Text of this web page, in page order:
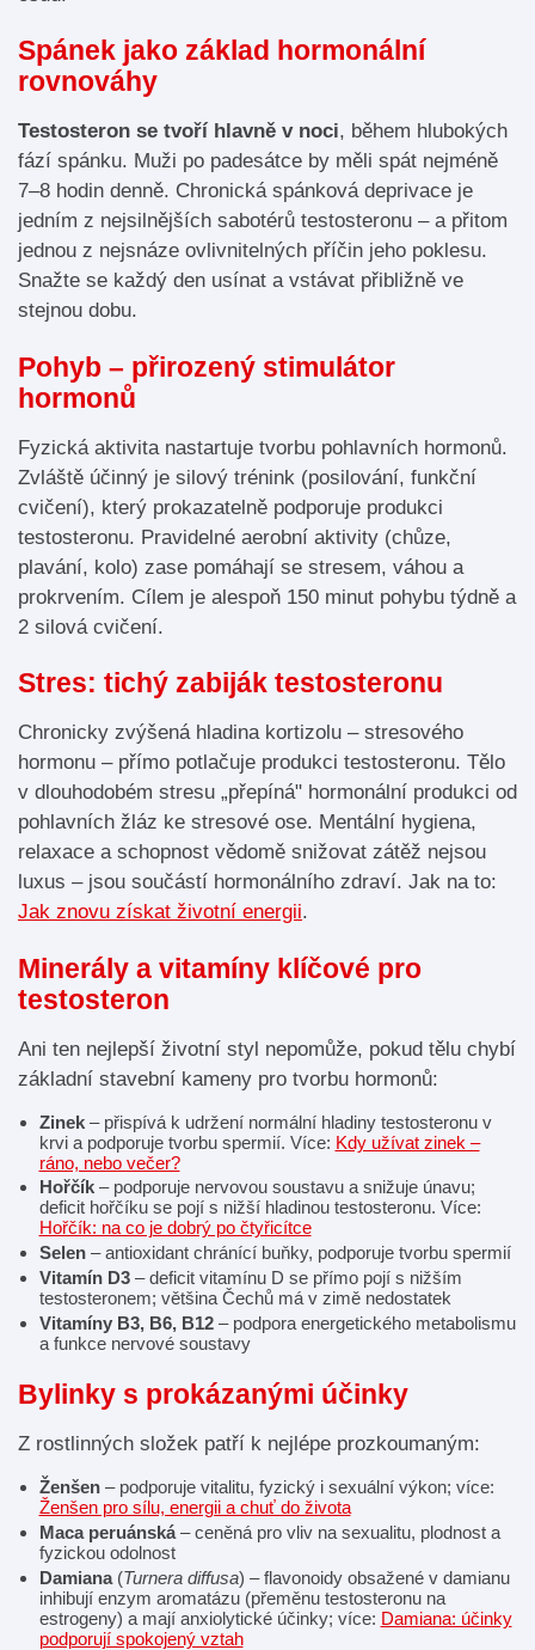
Spánek jako základ hormonální
rovnováhy
Testosteron se tvoří hlavně v noci, během hlubokých
fází spánku. Muži po padesátce by měli spát nejméně
7–8 hodin denně. Chronická spánková deprivace je
jedním z nejsilnějších sabotérů testosteronu – a přitom
jednou z nejsnáze ovlivnitelných příčin jeho poklesu.
Snažte se každý den usínat a vstávat přibližně ve
stejnou dobu.
Pohyb – přirozený stimulátor
hormonů
Fyzická aktivita nastartuje tvorbu pohlavních hormonů.
Zvláště účinný je silový trénink (posilování, funkční
cvičení), který prokazatelně podporuje produkci
testosteronu. Pravidelné aerobní aktivity (chůze,
plavání, kolo) zase pomáhají se stresem, váhou a
prokrvením. Cílem je alespoň 150 minut pohybu týdně a
2 silová cvičení.
Stres: tichý zabiják testosteronu
Chronicky zvýšená hladina kortizolu – stresového
hormonu – přímo potlačuje produkci testosteronu. Tělo
v dlouhodobém stresu „přepíná" hormonální produkci od
pohlavních žláz ke stresové ose. Mentální hygiena,
relaxace a schopnost vědomě snižovat zátěž nejsou
luxus – jsou součástí hormonálního zdraví. Jak na to:
Jak znovu získat životní energii.
Minerály a vitamíny klíčové pro
testosteron
Ani ten nejlepší životní styl nepomůže, pokud tělu chybí
základní stavební kameny pro tvorbu hormonů:
Zinek– přispívá k udržení normální hladiny testosteronu v
krvi a podporuje tvorbu spermií. Více: Kdy užívat zinek –
ráno, nebo večer?
Hořčík– podporuje nervovou soustavu a snižuje únavu;
deficit hořčíku se pojí s nižší hladinou testosteronu. Více:
Hořčík: na co je dobrý po čtyřicítce
Selen– antioxidant chránící buňky, podporuje tvorbu spermií
Vitamín D3– deficit vitamínu D se přímo pojí s nižším
testosteronem; většina Čechů má v zimě nedostatek
Vitamíny B3, B6, B12– podpora energetického metabolismu
a funkce nervové soustavy
Bylinky s prokázanými účinky
Z rostlinných složek patří k nejlépe prozkoumaným:
Ženšen– podporuje vitalitu, fyzický i sexuální výkon; více:
Ženšen pro sílu, energii a chuť do života
Maca peruánská– ceněná pro vliv na sexualitu, plodnost a
fyzickou odolnost
Damiana(Turnera diffusa) – flavonoidy obsažené v damianu
inhibují enzym aromatázu (přeměnu testosteronu na
estrogeny) a mají anxiolytické účinky; více: Damiana: účinky
podporují spokojený vztah